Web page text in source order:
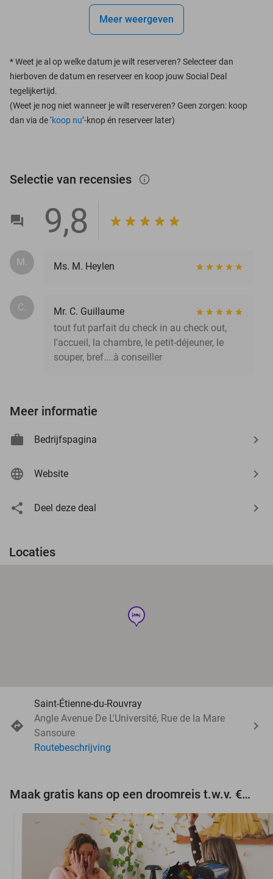
Meer weergeven
*Weet je al op welke datum je wilt reserveren? Selecteer dan
hierboven de datum en reserveer en koop jouw Social Deal
tegelijkertijd.
(Weet je nog niet wanneer je wilt reserveren? Geen zorgen: koop
dan via de ‘koop nu’-knop én reserveer later)
Selectie van recensies info_outlined
9,8
M. Ms. M. Heylen
C.
Mr. C. Guillaume
tout fut parfait du check in au check out,
l'accueil, la chambre, le petit-déjeuner, le
souper, bref....à conseiller
Meer informatie
Bedrijfspagina
Website
Deel deze deal
Locaties
hotel
Saint-Étienne-du-Rouvray
Angle Avenue De L'Université, Rue de la Mare
Sansoure
Routebeschrijving
Maak gratis kans op een droomreis t.w.v. €3.000!